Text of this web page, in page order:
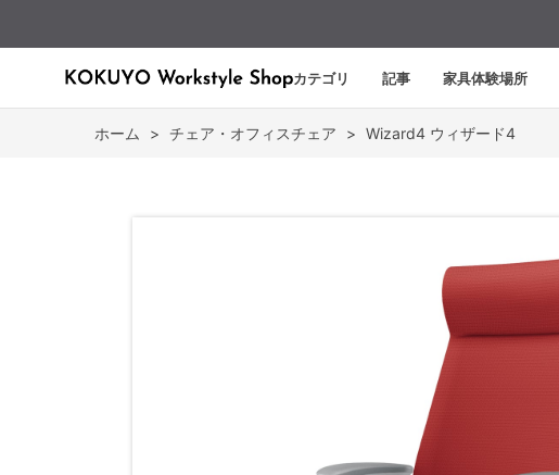
カテゴリ 記事 家具体験場所
ホーム > チェア・オフィスチェア > Wizard4 ウィザード4